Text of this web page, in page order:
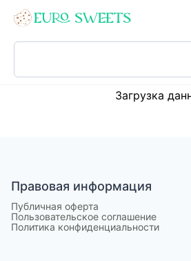
Загрузка
Правовая информация
Публичная оферта
Пользовательское соглашение
Политика конфиденциальности